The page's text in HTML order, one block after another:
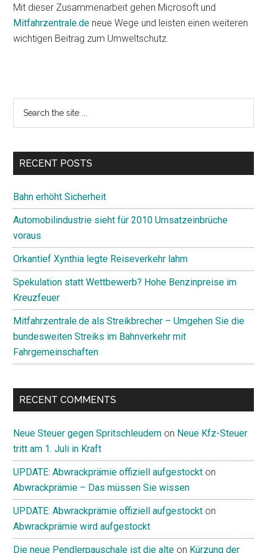
Mit dieser Zusammenarbeit gehen Microsoft und
Mitfahrzentrale.de neue Wege und leisten einen weiteren
wichtigen Beitrag zum Umweltschutz.
Primary
Sidebar
...
RECENT POSTS
Bahn erhöht Sicherheit
Automobilindustrie sieht für 2010 Umsatzeinbrüche
voraus
Orkantief Xynthia legte Reiseverkehr lahm
Spekulation statt Wettbewerb? Hohe Benzinpreise im
Kreuzfeuer
Mitfahrzentrale.de als Streikbrecher – Umgehen Sie die
bundesweiten Streiks im Bahnverkehr mit
Fahrgemeinschaften
RECENT COMMENTS
Neue Steuer gegen Spritschleudern on Neue Kfz-Steuer
tritt am 1. Juli in Kraft
UPDATE: Abwrackprämie offiziell aufgestockt on
Abwrackprämie – Das müssen Sie wissen
UPDATE: Abwrackprämie offiziell aufgestockt on
Abwrackprämie wird aufgestockt
Die neue Pendlerpauschale ist die alte on Kürzung der